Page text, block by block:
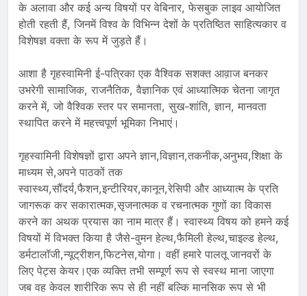
के अलावा और कई अन्य विषयों पर वेबिनार, फेसबुक लाइव आयोजित
होती रहती हैं, जिनमें विश्व के विभिन्न देशों के प्रतिष्ठित साहित्यकार व
विशेषज्ञ वक्ता के रूप में जुड़ते हैं।
आशा है गृहस्वामिनी ई-पत्रिका एक वैश्विक सशक्त आव़ाज बनकर
उभरेगी सामाजिक, राजनैतिक, वैज्ञानिक एवं आध्यात्मिक चेतना जागृत
करने में, जो वैश्विक स्तर पर समानता, सुख-शांति, ज्ञान, मानवता
स्थापित करने में महत्त्वपूर्ण भूमिका निभाएं।
गृहस्वामिनी विशेषज्ञों द्वारा अपने ज्ञान,विज्ञान,तकनीक,अनुभव,शिक्षा के
माध्यम से,अपने पाठकों तक
स्वास्थ्य,सौंदर्य,फैशन,इन्टीरियर,कानून,रेसिपी और आध्यात्म के प्रति
जागरूक कर सकारात्मक,सृजनात्मक व रचनात्मक गुणों का विकास
करने का अथक प्रयास का नाम मात्र हैं। स्वास्थ्य विषय को हमने कई
विषयों में विभक्त किया है जैसे-वुमन हेल्थ,फैमिली हेल्थ,चाइल्ड हेल्थ,
डर्मटालॉजी,न्यूट्रीशन,फिटनेस,योगा। वहीं हमारे पालतू जानवरों के
लिए पेट्स केयर।एक व्यक्ति तभी सम्पूर्ण रूप से स्वस्थ माना जाएगा
जब वह केवल शारीरिक रूप से ही नहीं बल्कि मानसिक रूप से भी